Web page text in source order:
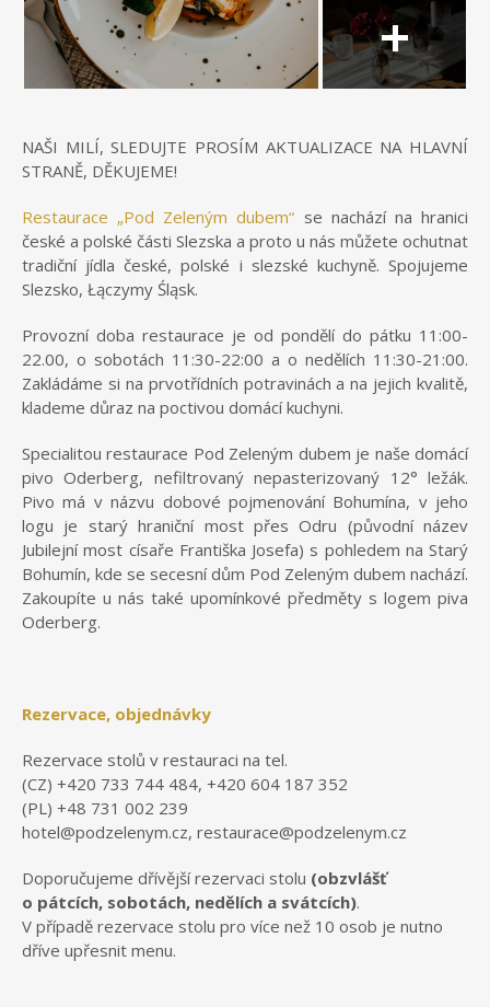
NAŠI MILÍ, SLEDUJTE PROSÍM AKTUALIZACE NA HLAVNÍ
STRANĚ, DĚKUJEME!
Restaurace „Pod Zeleným dubem“ se nachází na hranici
české a polské části Slezska a proto u nás můžete ochutnat
tradiční jídla české, polské i slezské kuchyně. Spojujeme
Slezsko, Łączymy Śląsk.
Provozní doba restaurace je od pondělí do pátku 11:00-
22.00, o sobotách 11:30-22:00 a o nedělích 11:30-21:00.
Zakládáme si na prvotřídních potravinách a na jejich kvalitě,
klademe důraz na poctivou domácí kuchyni.
Specialitou restaurace Pod Zeleným dubem je naše domácí
pivo Oderberg, nefiltrovaný nepasterizovaný 12° ležák.
Pivo má v názvu dobové pojmenování Bohumína, v jeho
logu je starý hraniční most přes Odru (původní název
Jubilejní most císaře Františka Josefa) s pohledem na Starý
Bohumín, kde se secesní dům Pod Zeleným dubem nachází.
Zakoupíte u nás také upomínkové předměty s logem piva
Oderberg.
Rezervace, objednávky
Rezervace stolů v restauraci na tel.
(CZ) +420 733 744 484, +420 604 187 352
(PL) +48 731 002 239
hotel@podzelenym.cz, restaurace@podzelenym.cz
Doporučujeme dřívější rezervaci stolu (obzvlášť
o pátcích, sobotách, nedělích a svátcích).
V případě rezervace stolu pro více než 10 osob je nutno
dříve upřesnit menu.